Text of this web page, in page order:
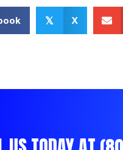
𝕏 X